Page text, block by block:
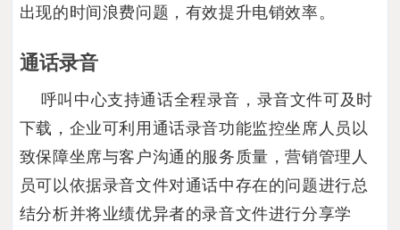
出现的时间浪费问题，有效提升电销效率。
通话录音
呼叫中心支持通话全程录音，录音文件可及时
下载，企业可利用通话录音功能监控坐席人员以
致保障坐席与客户沟通的服务质量，营销管理人
员可以依据录音文件对通话中存在的问题进行总
结分析并将业绩优异者的录音文件进行分享学